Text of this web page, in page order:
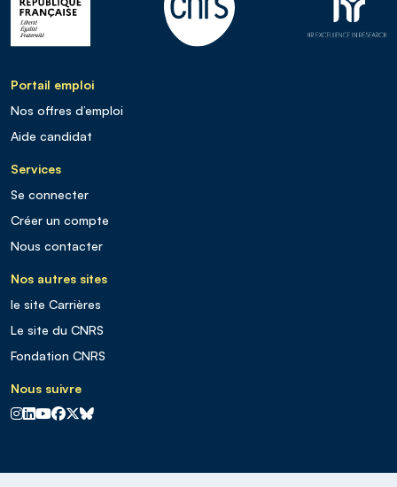
Portail emploi
Nos offres d’emploi
Aide candidat
Services
Se connecter
Créer un compte
Nous contacter
Nos autres sites
le site Carrières
Le site du CNRS
Fondation CNRS
Nous suivre
CNRS sur Instagram
CNRS sur Linkedin
CNRS sur Youtube
CNRS sur Facebook
CNRS sur X
CNRS sur Blus sky